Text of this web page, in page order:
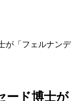
が「フェルナンデ
ード博士が